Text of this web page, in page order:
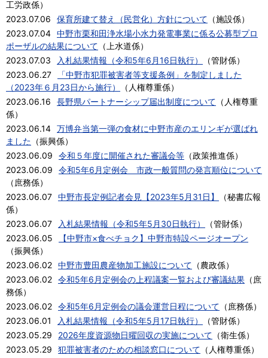
工労政係）
2023.07.06
保育所建て替え（民営化）方針について （施設係）
2023.07.04 中野市栗和田浄水場小水力発電事業に係る公募型プロ
ポーザルの結果について （ 上水道係）
2023.07.03
入札結果情報（令和5年6月16日執行） （管財係）
2023.06.27
「中野市犯罪被害者等支援条例」を制定しました
（2023年６月23日から施行）
（ 人権尊重係）
2023.06.16
長野県パートナーシップ届出制度について （ 人権尊重
係）
2023.06.14 万博弁当第一弾の食材に中野市産のエリンギが選ばれ
ました （振興係）
2023.06.09
令和５年度に開催された審議会等 （政策推進係）
2023.06.09
令和5年6月定例会 市政一般質問の発言順位について
（ 庶務係）
2023.06.07 中野市長定例記者会見【2023年5月31日】 （秘書広報
係）
2023.06.07
入札結果情報（令和5年5月30日執行） （管財係）
2023.06.05
【中野市×食べチョク】中野市特設ページオープン
（振興係）
2023.06.02 中野市豊田農産物加工施設について （農政係）
2023.06.02 令和5年6月定例会の上程議案一覧および審議結果 （ 庶
務係）
2023.06.02 令和5年6月定例会の議会運営日程について （ 庶務係）
2023.06.01
入札結果情報（令和5年5月17日執行） （管財係）
2023.05.29
2026年度資源物日曜回収の実施について （衛生係）
2023.05.29
犯罪被害者のための相談窓口について （ 人権尊重係）